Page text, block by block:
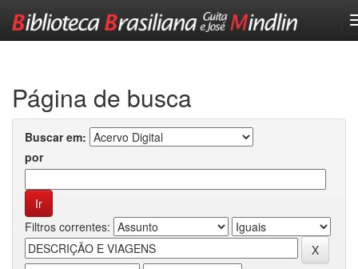
Página de busca
Buscar em:
por
Filtros correntes: